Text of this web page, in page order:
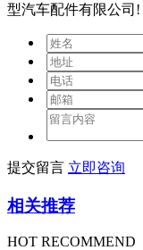
型汽车配件有限公司!
提交留言 立即咨询
相关推荐
HOT RECOMMEND